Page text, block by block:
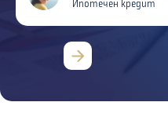
Ипотечен кредит